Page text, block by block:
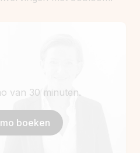
van 30 minuten.
boeken